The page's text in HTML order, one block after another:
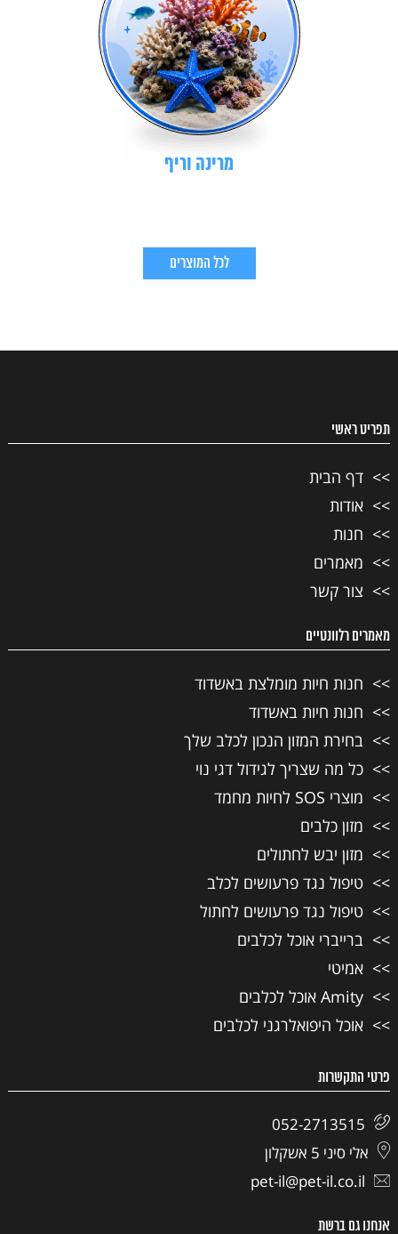
מרינה וריף
לכל המוצרים
תפריט ראשי
דף הבית
אודות
חנות
מאמרים
צור קשר
מאמרים רלוונטיים
חנות חיות מומלצת באשדוד
חנות חיות באשדוד
בחירת המזון הנכון לכלב שלך
כל מה שצריך לגידול דגי נוי
מוצרי SOS לחיות מחמד
מזון כלבים
מזון יבש לחתולים
טיפול נגד פרעושים לכלב
טיפול נגד פרעושים לחתול
ברייברי אוכל לכלבים
אמיטי
Amity אוכל לכלבים
אוכל היפואלרגני לכלבים
פרטי התקשרות
052-2713515
אלי סיני 5 אשקלון
pet-il@pet-il.co.il
אנחנו גם ברשת